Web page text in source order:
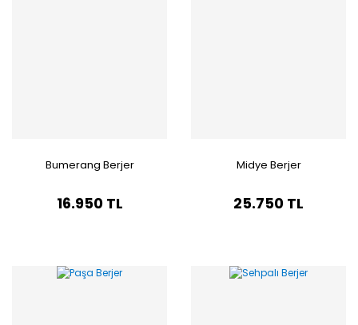
Bumerang Berjer
16.950 TL
Midye Berjer
25.750 TL